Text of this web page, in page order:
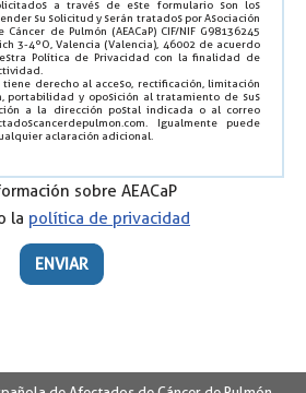
a través de este formulario son los
su solicitud y serán tratados por Asociación
de Pulmón (AEACaP) CIF/NIF G98136245
3-4ºO, Valencia (Valencia), 46002 de acuerdo
Política de Privacidad con la finalidad de
derecho al acceso, rectificación, limitación
portabilidad y oposición al tratamiento de sus
a la dirección postal indicada o al correo
Igualmente puede
aclaración adicional.
sobre AEACaP
la política de privacidad
vacío.
vacío.
vacío.
vacío.
vacío.
vacío.